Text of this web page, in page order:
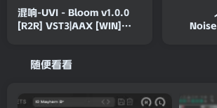
混响-UVI - Bloom v1.0.0
[R2R] VST3|AAX [WIN]
随便看看